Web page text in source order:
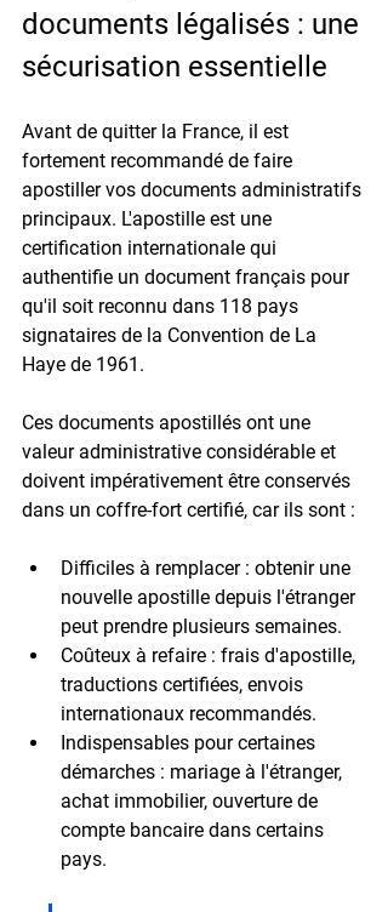
documents légalisés : une
sécurisation essentielle
Avant de quitter la France, il est
fortement recommandé de faire
apostiller vos documents administratifs
principaux. L'apostille est une
certification internationale qui
authentifie un document français pour
qu'il soit reconnu dans 118 pays
signataires de la Convention de La
Haye de 1961.
Ces documents apostillés ont une
valeur administrative considérable et
doivent impérativement être conservés
dans un coffre-fort certifié, car ils sont :
Difficiles à remplacer : obtenir une
nouvelle apostille depuis l'étranger
peut prendre plusieurs semaines.
Coûteux à refaire : frais d'apostille,
traductions certifiées, envois
internationaux recommandés.
Indispensables pour certaines
démarches : mariage à l'étranger,
achat immobilier, ouverture de
compte bancaire dans certains
pays.